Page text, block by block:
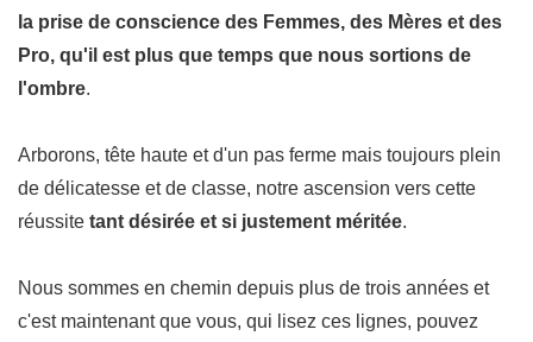
la prise de conscience des Femmes, des Mères et des
Pro, qu'il est plus que temps que nous sortions de
l'ombre.
Arborons, tête haute et d'un pas ferme mais toujours plein
de délicatesse et de classe, notre ascension vers cette
réussite tant désirée et si justement méritée.
Nous sommes en chemin depuis plus de trois années et
c'est maintenant que vous, qui lisez ces lignes, pouvez